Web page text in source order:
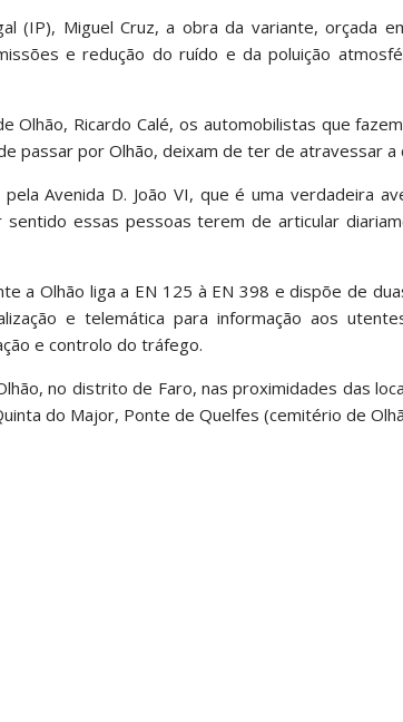
(IP), Miguel Cruz, a obra da variante, orçada
e redução do ruído e da poluição
Olhão, Ricardo Calé, os automobilistas que
passar por Olhão, deixam de ter de atravessar a
Avenida D. João VI, que é uma verdadeira
essas pessoas terem de articular
a Olhão liga a EN 125 à EN 398 e dispõe de
e telemática para informação aos
e controlo do tráfego.
no distrito de Faro, nas proximidades das
do Major, Ponte de Quelfes (cemitério de